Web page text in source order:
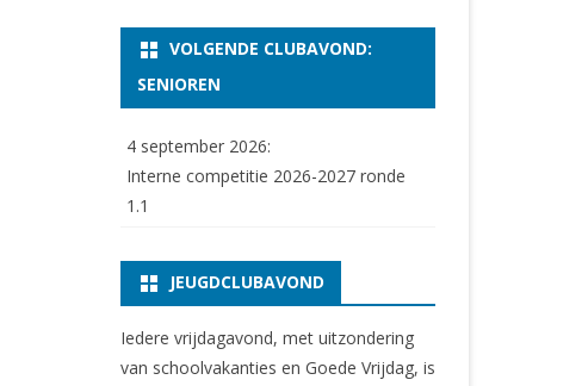
VOLGENDE CLUBAVOND:
SENIOREN
4 september 2026:
Interne competitie 2026-2027 ronde
1.1
JEUGDCLUBAVOND
Iedere vrijdagavond, met uitzondering
van schoolvakanties en Goede Vrijdag, is